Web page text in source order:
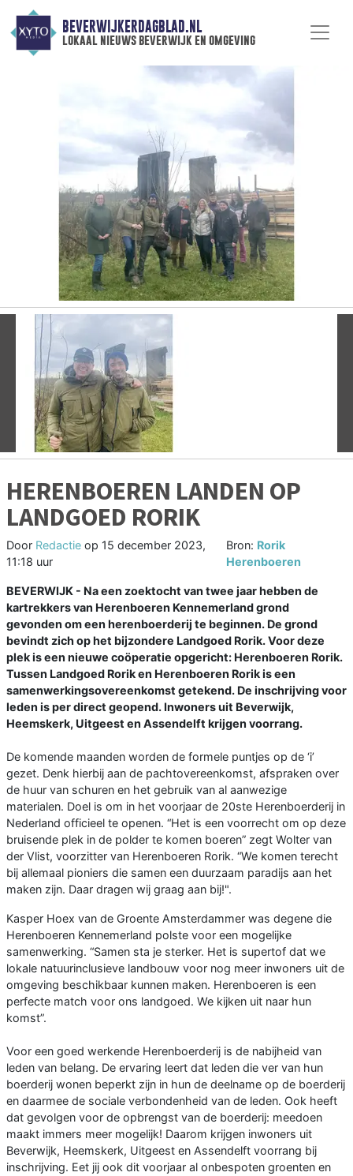
BEVERWIJKERDAGBLAD.NL
lokaal nieuws beverwijk en omgeving
Vorige
HERENBOEREN LANDEN OP
LANDGOED RORIK
Door Redactie op 15 december 2023,
11:18 uur
Bron: Rorik
Herenboeren
BEVERWIJK - Na een zoektocht van twee jaar hebben de
kartrekkers van Herenboeren Kennemerland grond
gevonden om een herenboerderij te beginnen. De grond
bevindt zich op het bijzondere Landgoed Rorik. Voor deze
plek is een nieuwe coöperatie opgericht: Herenboeren Rorik.
Tussen Landgoed Rorik en Herenboeren Rorik is een
samenwerkingsovereenkomst getekend. De inschrijving voor
leden is per direct geopend. Inwoners uit Beverwijk,
Heemskerk, Uitgeest en Assendelft krijgen voorrang.
De komende maanden worden de formele puntjes op de ‘i’
gezet. Denk hierbij aan de pachtovereenkomst, afspraken over
de huur van schuren en het gebruik van al aanwezige
materialen. Doel is om in het voorjaar de 20ste Herenboerderij in
Nederland officieel te openen. “Het is een voorrecht om op deze
bruisende plek in de polder te komen boeren” zegt Wolter van
der Vlist, voorzitter van Herenboeren Rorik. “We komen terecht
bij allemaal pioniers die samen een duurzaam paradijs aan het
maken zijn. Daar dragen wij graag aan bij!".
Kasper Hoex van de Groente Amsterdammer was degene die
Herenboeren Kennemerland polste voor een mogelijke
samenwerking. “Samen sta je sterker. Het is supertof dat we
lokale natuurinclusieve landbouw voor nog meer inwoners uit de
omgeving beschikbaar kunnen maken. Herenboeren is een
perfecte match voor ons landgoed. We kijken uit naar hun
komst”.
Voor een goed werkende Herenboerderij is de nabijheid van
leden van belang. De ervaring leert dat leden die ver van hun
boerderij wonen beperkt zijn in hun de deelname op de boerderij
en daarmee de sociale verbondenheid van de leden. Ook heeft
dat gevolgen voor de opbrengst van de boerderij: meedoen
maakt immers meer mogelijk! Daarom krijgen inwoners uit
Beverwijk, Heemskerk, Uitgeest en Assendelft voorrang bij
inschrijving. Eet jij ook dit voorjaar al onbespoten groenten en